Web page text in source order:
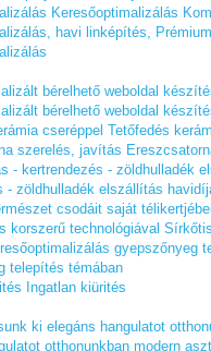
Keresőoptimalizálás
havi linképítés,
bérelhető weboldal
bérelhető weboldal
cseréppel Tetőfedés
szerelés, javítás
- kertrendezés - zöldhulladék
- zöldhulladék elszállítás
csodáit saját
korszerű technológiával
gyepszőnyeg
telepítés témában
Ingatlan kiürités
ki elegáns hangulatot
otthonunkban modern